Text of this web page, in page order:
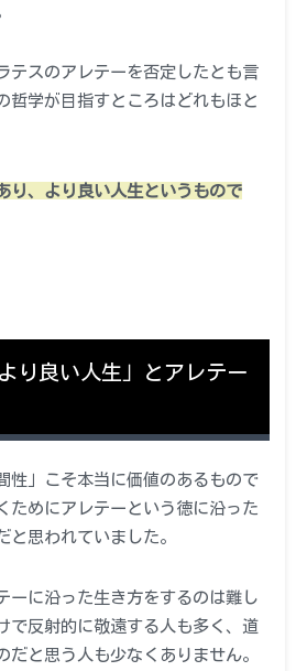
テスのアレテーを否定したとも言
哲学が目指すところはどれもほと
り、より良い人生というもので
り良い人生」とアレテー
性」こそ本当に価値のあるもので
ためにアレテーという徳に沿った
と思われていました。
ーに沿った生き方をするのは難し
で反射的に敬遠する人も多く、道
だと思う人も少なくありません。